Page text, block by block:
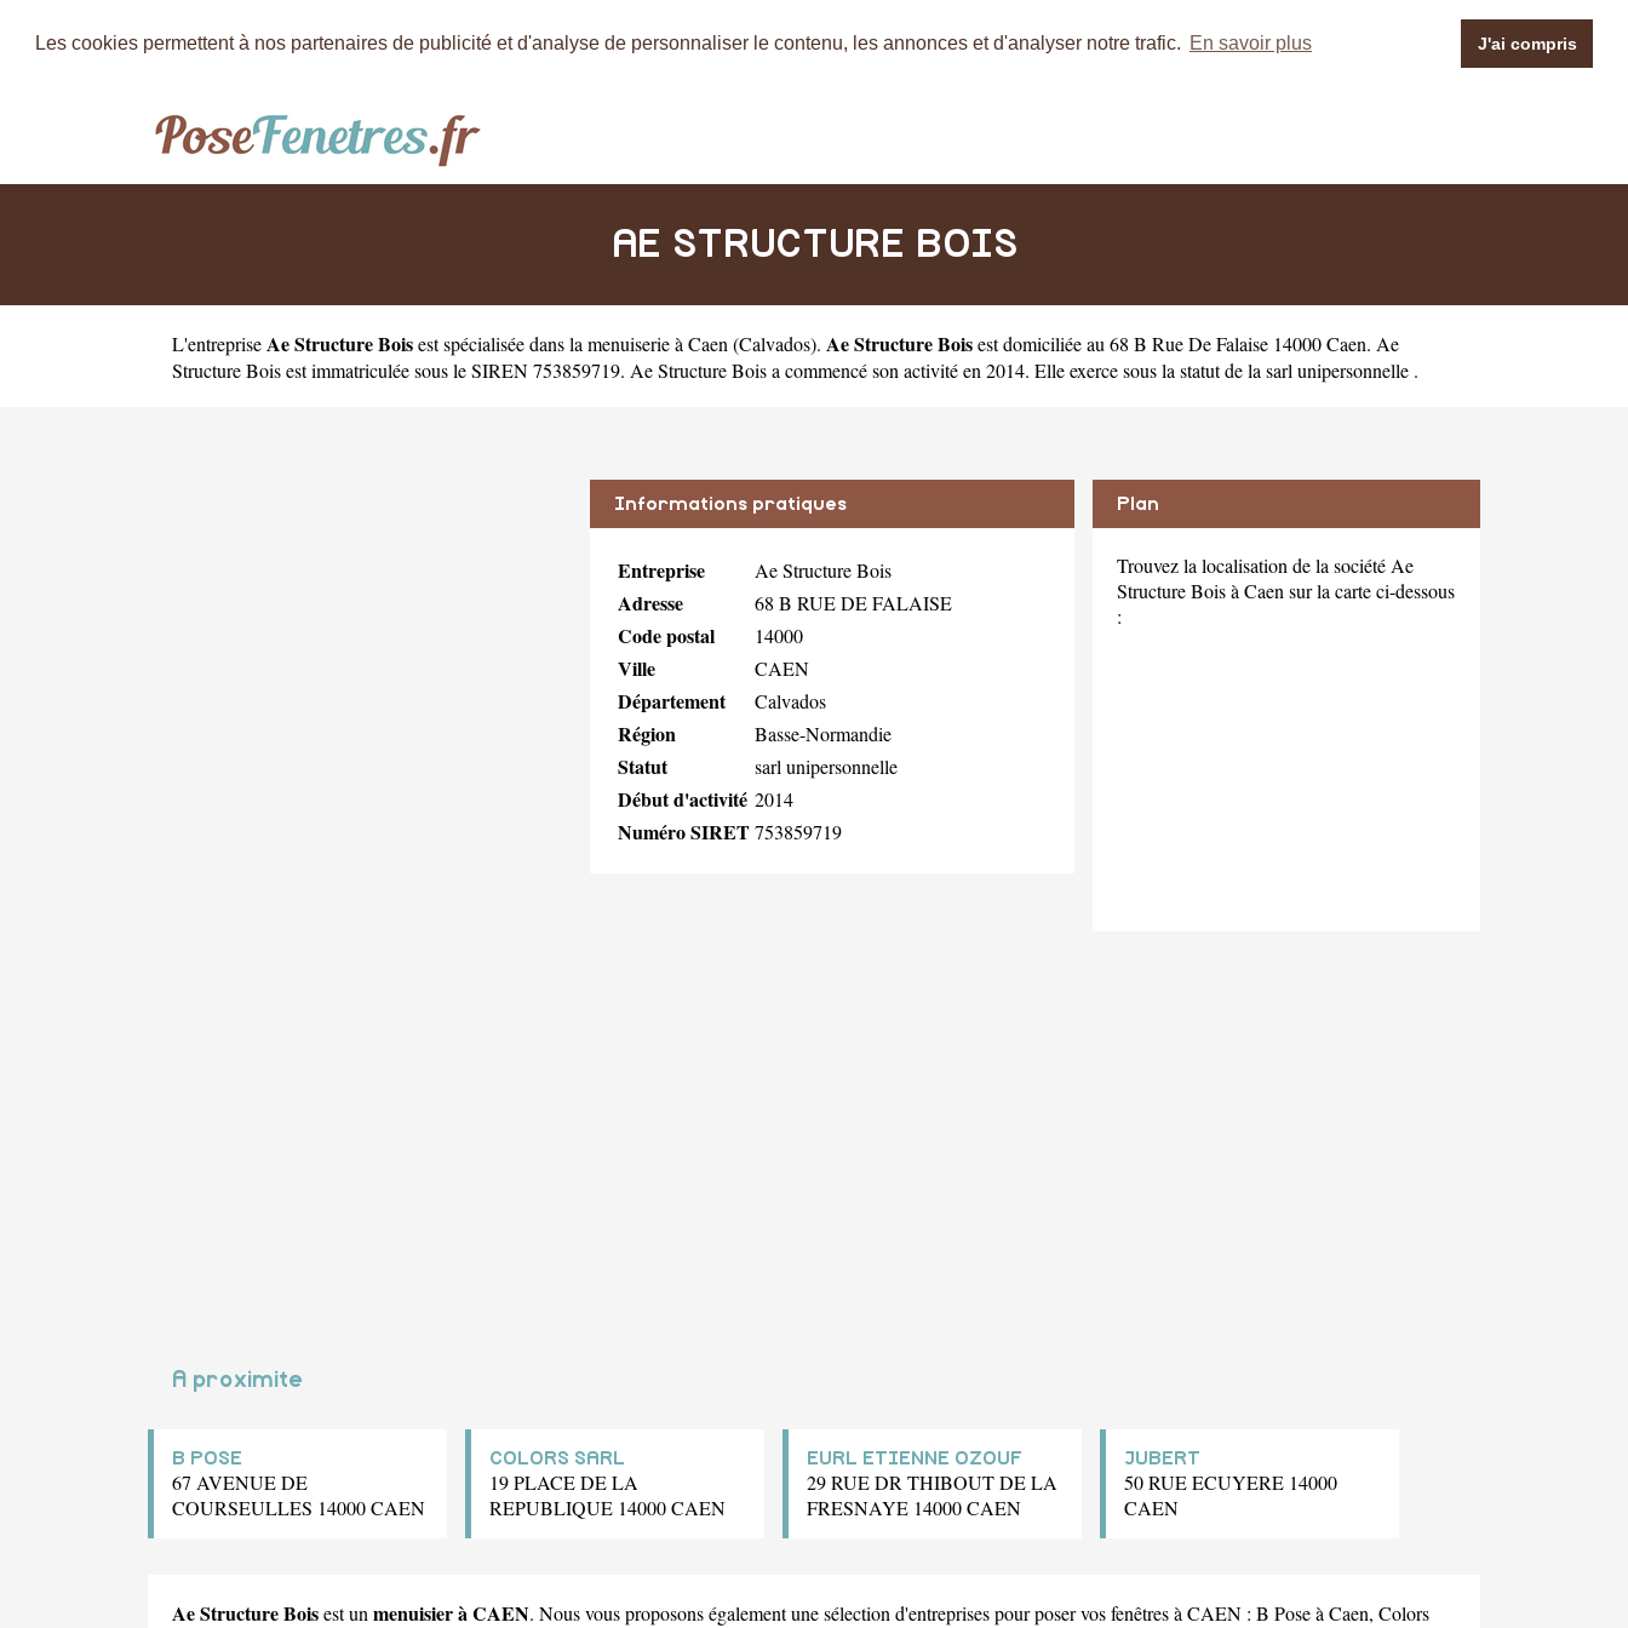
Les cookies permettent à nos partenaires de publicité et d'analyse de personnaliser le contenu, les annonces et d'analyser notre trafic. En savoir plus J'ai compris
AE STRUCTURE BOIS
L'entreprise Ae Structure Boisestspécialisée dans la menuiserie à Caen (Calvados). Ae Structure Boisest domiciliée au 68 B Rue De Falaise 14000 Caen. Ae
Structure Bois est immatriculée sous le SIREN 753859719. Ae Structure Bois a commencé son activité en 2014. Elle exerce sous la statut de la sarl unipersonnelle .
Informations pratiques
Entreprise Ae Structure Bois
Adresse 68 B RUE DE FALAISE
Code postal 14000
Ville CAEN
Département Calvados
Région Basse-Normandie
Statut sarl unipersonnelle
Début d'activité 2014
Numéro SIRET753859719
Plan
Trouvez la localisation de la société Ae
Structure Bois à Caen sur la carte ci-dessous
:
A proximite
B POSE
67 AVENUE DE
COURSEULLES 14000 CAEN
COLORS SARL
19 PLACE DE LA
REPUBLIQUE 14000 CAEN
EURL ETIENNE OZOUF
29 RUE DR THIBOUT DE LA
FRESNAYE 14000 CAEN
JUBERT
50 RUE ECUYERE 14000
CAEN
Ae Structure Boisest un menuisier à CAEN. Nous vous proposons également une sélection d'entreprises pour poser vos fenêtres à CAEN : B Poseà Caen, Colors